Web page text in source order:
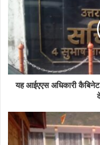
यह आईएएस अधिकारी